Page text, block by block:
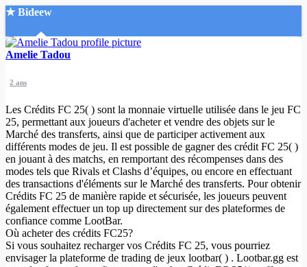
★ Bideew
Accueil
Recherche Avancée
Mon compte
Connexion
Créer un compte
Mode nuit
Amelie Tadou
2 ans
Les Crédits FC 25( ) sont la monnaie virtuelle utilisée dans le jeu FC
25, permettant aux joueurs d'acheter et vendre des objets sur le
Marché des transferts, ainsi que de participer activement aux
différents modes de jeu. Il est possible de gagner des crédit FC 25( )
en jouant à des matchs, en remportant des récompenses dans des
modes tels que Rivals et Clashs d’équipes, ou encore en effectuant
des transactions d'éléments sur le Marché des transferts. Pour obtenir
Crédits FC 25 de manière rapide et sécurisée, les joueurs peuvent
également effectuer un top up directement sur des plateformes de
confiance comme LootBar.
Où acheter des crédits FC25?
Si vous souhaitez recharger vos Crédits FC 25, vous pourriez
envisager la plateforme de trading de jeux lootbar( ) . Lootbar.gg est